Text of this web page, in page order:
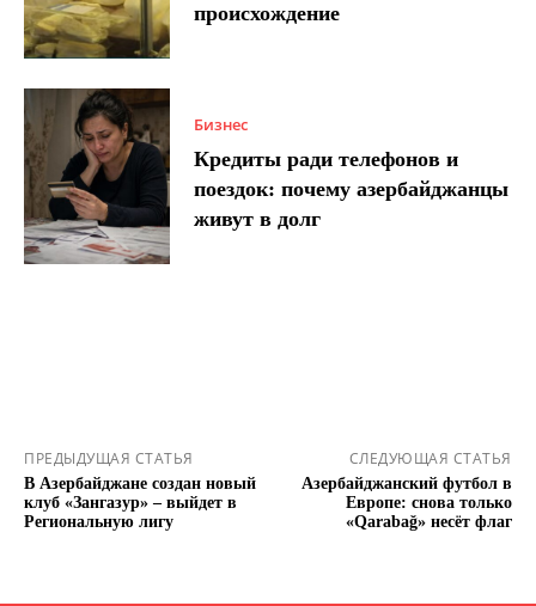
происхождение
Бизнес
Кредиты ради телефонов и
поездок: почему азербайджанцы
живут в долг
ПРЕДЫДУЩАЯ СТАТЬЯ
В Азербайджане создан новый
клуб «Зангазур» – выйдет в
Региональную лигу
СЛЕДУЮЩАЯ СТАТЬЯ
Азербайджанский футбол в
Европе: снова только
«Qarabağ» несёт флаг